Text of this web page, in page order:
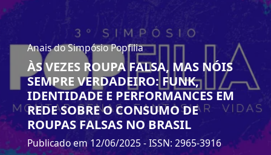
Anais do Simpósio Popfilia
ÀS VEZES ROUPA FALSA, MAS NÓIS
SEMPRE VERDADEIRO: FUNK,
IDENTIDADE E PERFORMANCES EM
REDE SOBRE O CONSUMO DE
ROUPAS FALSAS NO BRASIL
Publicado em 12/06/2025 - ISSN: 2965-3916